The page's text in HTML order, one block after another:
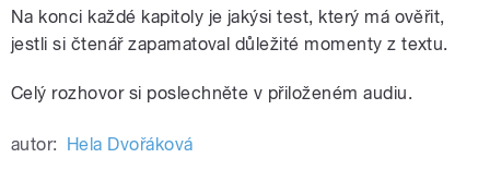
Na konci každé kapitoly je jakýsi test, který má ověřit,
jestli si čtenář zapamatoval důležité momenty z textu.
Celý rozhovor si poslechněte v přiloženém audiu.
autor: Hela Dvořáková